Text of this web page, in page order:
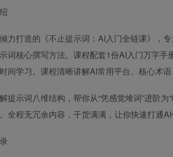
力打造的《不止提示词：AI入门全链课》，
词核心撰写方法。课程配套1份AI入门万字
间学习。课程清晰讲解AI常用平台、核心术
提示词八维结构，帮你从“凭感觉堆词”进阶
全程无冗余内容，干货满满，让你快速打通